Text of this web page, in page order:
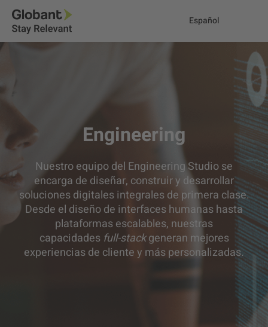
Español
Engineering
Nuestro equipo del Engineering Studio se
encarga de diseñar, construir y desarrollar
soluciones digitales integrales de primera clase.
Desde el diseño de interfaces humanas hasta
plataformas escalables, nuestras
capacidades full-stackgeneran mejores
experiencias de cliente y más personalizadas.